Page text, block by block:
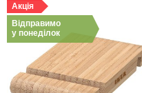
Акція
Відправимо
у понеділок